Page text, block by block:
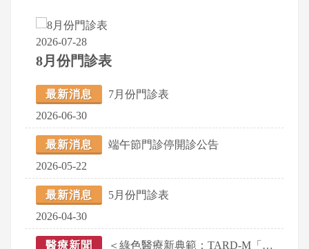
2026-07-28
8月份門診表
最新消息
7月份門診表
2026-06-30
最新消息
端午節門診停開診公告
2026-05-22
最新消息
5月份門診表
2026-04-30
醫療新聞
＜綠色醫療新典範：TARD-M「神力小餐包幽門桿菌治療」聯合發表會＞